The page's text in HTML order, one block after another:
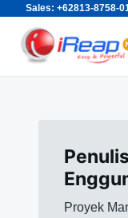
Sales: +62813-8758-
Skip
content
Search
for:
Proyek